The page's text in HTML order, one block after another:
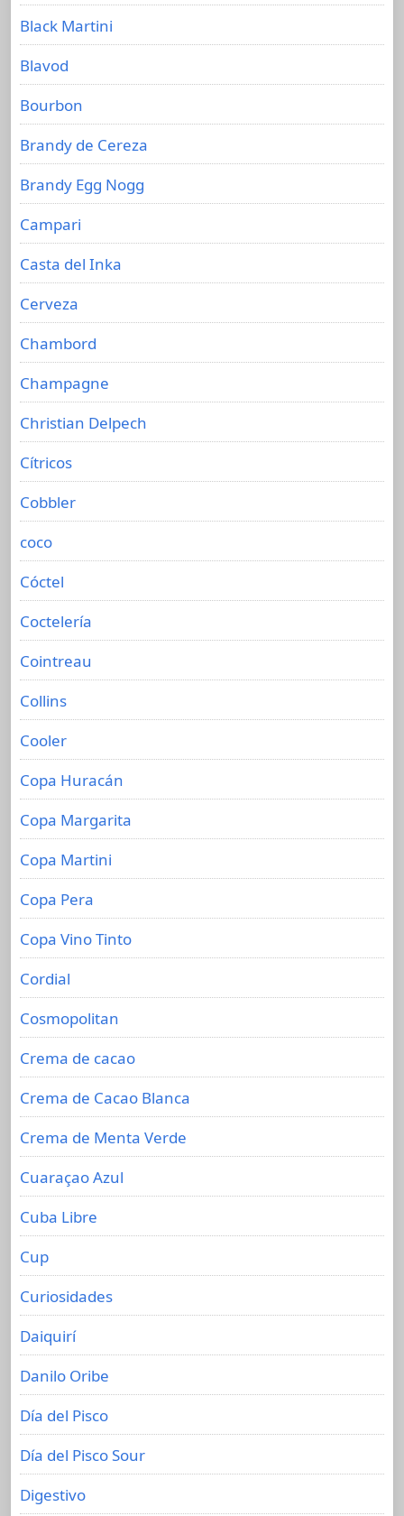
Black Martini
Blavod
Bourbon
Brandy de Cereza
Brandy Egg Nogg
Campari
Casta del Inka
Cerveza
Chambord
Champagne
Christian Delpech
Cítricos
Cobbler
coco
Cóctel
Coctelería
Cointreau
Collins
Cooler
Copa Huracán
Copa Margarita
Copa Martini
Copa Pera
Copa Vino Tinto
Cordial
Cosmopolitan
Crema de cacao
Crema de Cacao Blanca
Crema de Menta Verde
Cuaraçao Azul
Cuba Libre
Cup
Curiosidades
Daiquirí
Danilo Oribe
Día del Pisco
Día del Pisco Sour
Digestivo